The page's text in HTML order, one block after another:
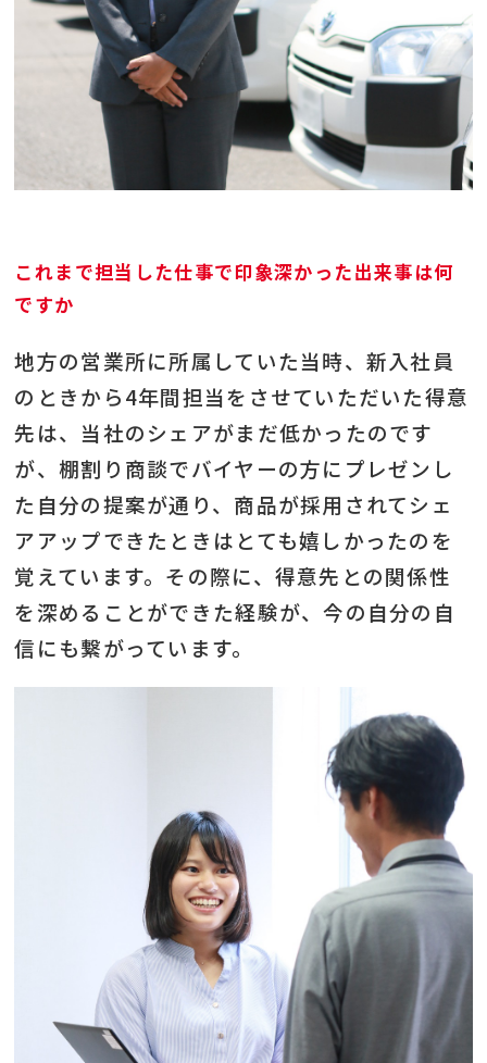
これまで担当した仕事で印象深かった出来事は何
ですか
地方の営業所に所属していた当時、新入社員
のときから4年間担当をさせていただいた得意
先は、当社のシェアがまだ低かったのです
が、棚割り商談でバイヤーの方にプレゼンし
た自分の提案が通り、商品が採用されてシェ
アアップできたときはとても嬉しかったのを
覚えています。その際に、得意先との関係性
を深めることができた経験が、今の自分の自
信にも繋がっています。